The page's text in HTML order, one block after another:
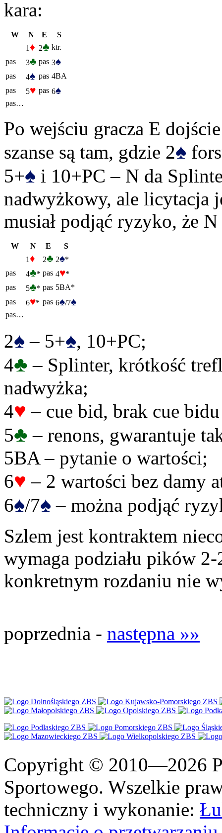
kara:
W N E
S
1♦ 2♣ ktr.
pas
3♣ pas 3♠
pas 4♠ pas 4BA
pas
5♥ pas 6♠
pas…
Po wejściu gracza E
szanse są tam, gdzie 2♠
5+♠ i 10+PC – N da
nadwyżkowy, ale licytacja
musiał podjąć ryzyko, że
W N E
S
1♦ 2♣ 2♠*
pas
4♣* pas 4♥*
pas
5♣* pas 5BA*
pas
6♥* pas 6♠/7♠
pas…
2♠ – 5+♠, 10+PC;
4♣ – Splinter, krótkość
nadwyżka;
4♥ – cue bid, brak cue
5♣ – renons, gwarantuje
5BA – pytanie o wartości;
6♥ – 2 wartości bez damy
6♠/7♠ – można podjąć
Szlem jest kontraktem
wymaga podziału pików
konkretnym rozdaniu nie
poprzednia - następna »»
Copyright © 2010—2026
Sportowego. Wszelkie
techniczny i wykonanie: